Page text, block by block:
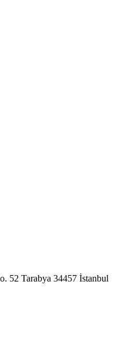
52 Tarabya 34457 İstanbul